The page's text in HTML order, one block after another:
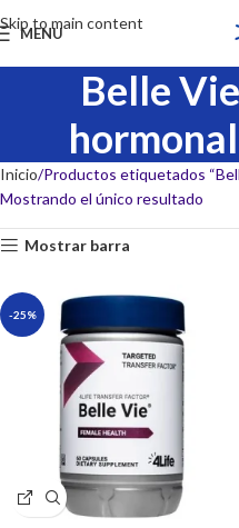
Skip to main content
MENU
Belle
Inicio Productos etiquetados
Mostrando el único resultado
Mostrar barra
-25%